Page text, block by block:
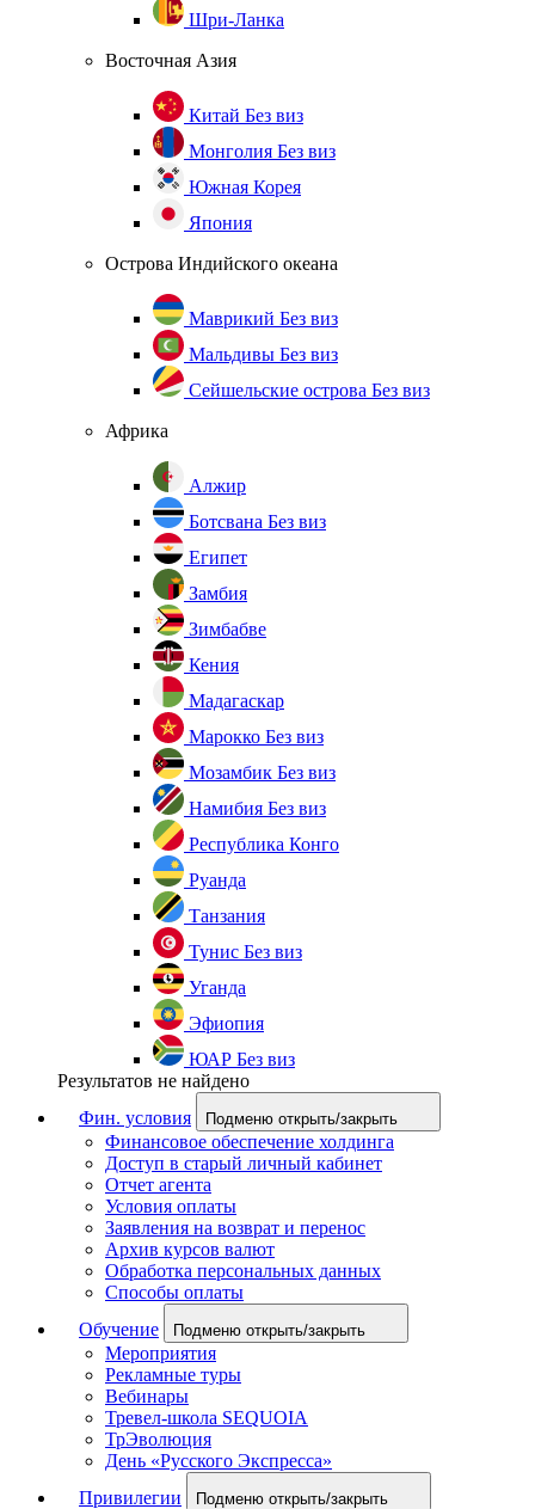
Шри-Ланка
Восточная Азия
Китай Без виз
Монголия Без виз
Южная Корея
Япония
Острова Индийского океана
Маврикий Без виз
Мальдивы Без виз
Сейшельские острова Без виз
Африка
Алжир
Ботсвана Без виз
Египет
Замбия
Зимбабве
Кения
Мадагаскар
Марокко Без виз
Мозамбик Без виз
Намибия Без виз
Республика Конго
Руанда
Танзания
Тунис Без виз
Уганда
Эфиопия
ЮАР Без виз
Результатов не найдено
Фин. условия
Подменю открыть/закрыть
Финансовое обеспечение холдинга
Доступ в старый личный кабинет
Отчет агента
Условия оплаты
Заявления на возврат и перенос
Архив курсов валют
Обработка персональных данных
Способы оплаты
Обучение
Подменю открыть/закрыть
Мероприятия
Рекламные туры
Вебинары
Тревел-школа SEQUOIA
ТрЭволюция
День «Русского Экспресса»
Привилегии
Подменю открыть/закрыть